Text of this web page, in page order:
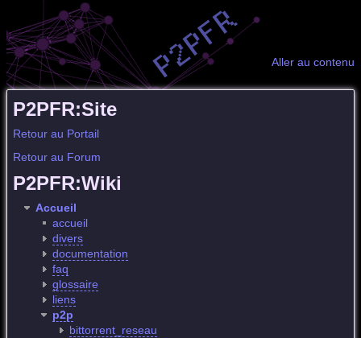
Aller au contenu
P2PFR:Site
Retour au Portail
Retour au Forum
P2PFR:Wiki
Accueil
accueil
divers
documentation
faq
glossaire
liens
p2p
bittorrent_reseau